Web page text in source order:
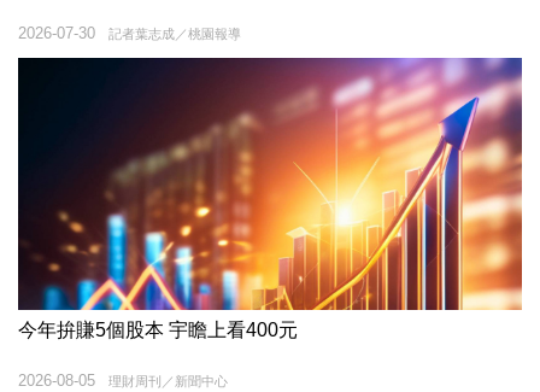
記者葉志成／桃園報導
2026-07-30
今年拚賺5個股本 宇瞻上看400元
理財周刊／新聞中心
2026-08-05